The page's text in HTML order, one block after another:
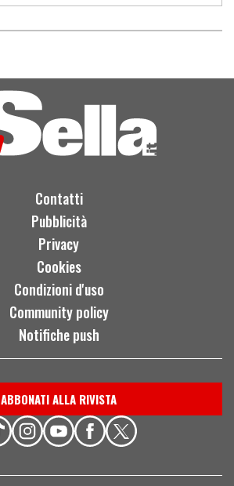
Contatti
Pubblicità
Privacy
Cookies
Condizioni d'uso
Community policy
Notifiche push
ABBONATI ALLA RIVISTA